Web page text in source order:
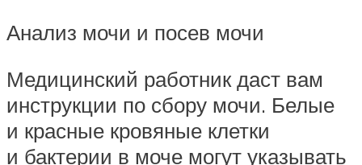
Анализ мочи и посев мочи
Медицинский работник даст вам
инструкции по сбору мочи. Белые
и красные кровяные клетки
и бактерии в моче могут указывать